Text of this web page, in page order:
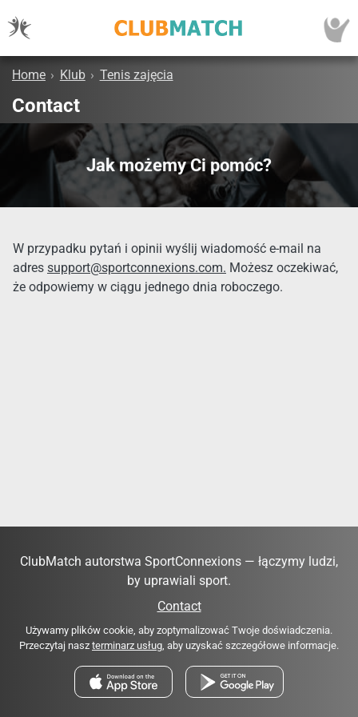
Home › Klub › Tenis zajęcia
Contact
Jak możemy Ci pomóc?
W przypadku pytań i opinii wyślij wiadomość e-mail na
adres support@sportconnexions.com. Możesz oczekiwać,
że odpowiemy w ciągu jednego dnia roboczego.
ClubMatch autorstwa SportConnexions — łączymy ludzi,
by uprawiali sport.
Contact
Używamy plików cookie, aby zoptymalizować Twoje doświadczenia.
Przeczytaj nasz terminarz usług, aby uzyskać szczegółowe informacje.